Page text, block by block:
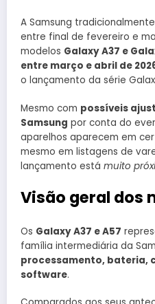
A Samsung
entre final de fevereiro e
modelos Galaxy A37 e
entre março e abril de
o lançamento da série
Mesmo com possíveis
Samsung por conta do
aparelhos aparecem em
mesmo em listagens de
lançamento está muito
Visão geral dos
Os Galaxy A37 e A57
família intermediária da
processamento, bateria,
software.